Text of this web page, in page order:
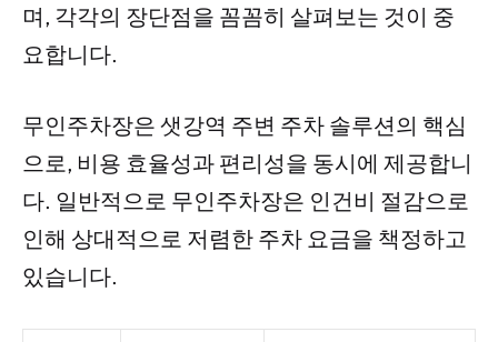
며, 각각의 장단점을 꼼꼼히 살펴보는 것이 중
요합니다.
무인주차장은 샛강역 주변 주차 솔루션의 핵심
으로, 비용 효율성과 편리성을 동시에 제공합니
다. 일반적으로 무인주차장은 인건비 절감으로
인해 상대적으로 저렴한 주차 요금을 책정하고
있습니다.